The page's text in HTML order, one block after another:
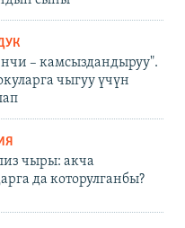
– камсыздандыруу".
чыгуу үчүн
чыры: акча
да которулганбы?